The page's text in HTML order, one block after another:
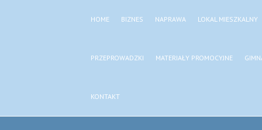
HOME BIZNES NAPRAWA LOKAL MIESZKALNY
PRZEPROWADZKI MATERIAŁY PROMOCYJNE
KONTAKT